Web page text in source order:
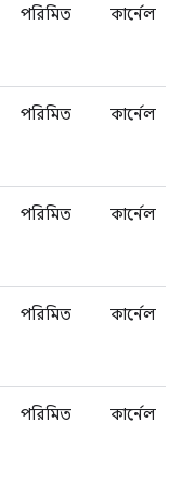
পরিমিত কার্নেল
পরিমিত কার্নেল
পরিমিত কার্নেল
পরিমিত কার্নেল
পরিমিত কার্নেল